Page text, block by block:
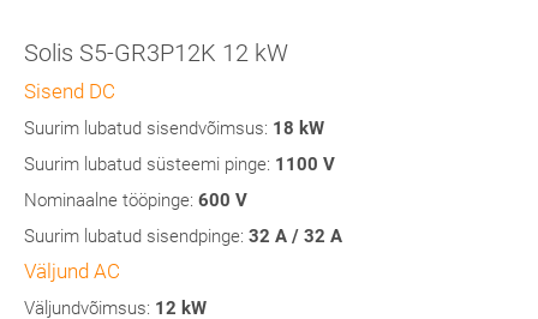
Solis S5-GR3P12K 12 kW
Sisend DC
Suurim lubatud sisendvõimsus: 18 kW
Suurim lubatud süsteemi pinge: 1100 V
Nominaalne tööpinge: 600 V
Suurim lubatud sisendpinge: 32 A / 32 A
Väljund AC
Väljundvõimsus: 12 kW